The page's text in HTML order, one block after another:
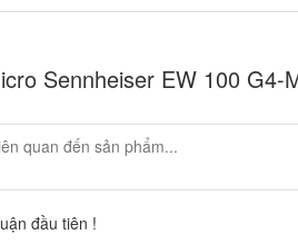
Sennheiser EW 100 G4-
đầu tiên !